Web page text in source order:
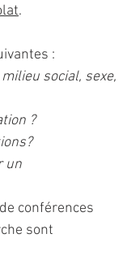
.
:
social, sexe,
?
un
conférences
sont